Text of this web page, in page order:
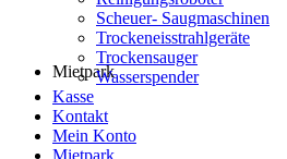
Mietpark
Scheuer- Saugmaschinen
Trockeneisstrahlgeräte
Trockensauger
Wasserspender
Kasse
Kontakt
Mein Konto
Mietpark